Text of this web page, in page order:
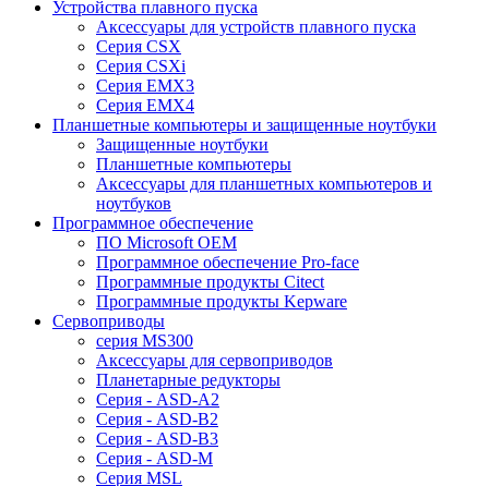
Устройства плавного пуска
Аксессуары для устройств плавного пуска
Серия CSX
Серия CSXi
Серия EMX3
Серия EMX4
Планшетные компьютеры и защищенные ноутбуки
Защищенные ноутбуки
Планшетные компьютеры
Аксессуары для планшетных компьютеров и
ноутбуков
Программное обеспечение
ПО Microsoft OEM
Программное обеспечение Pro-face
Программные продукты Citect
Программные продукты Kepware
Сервоприводы
серия MS300
Аксессуары для сервоприводов
Планетарные редукторы
Серия - ASD-A2
Серия - ASD-B2
Серия - ASD-B3
Серия - ASD-M
Серия MSL